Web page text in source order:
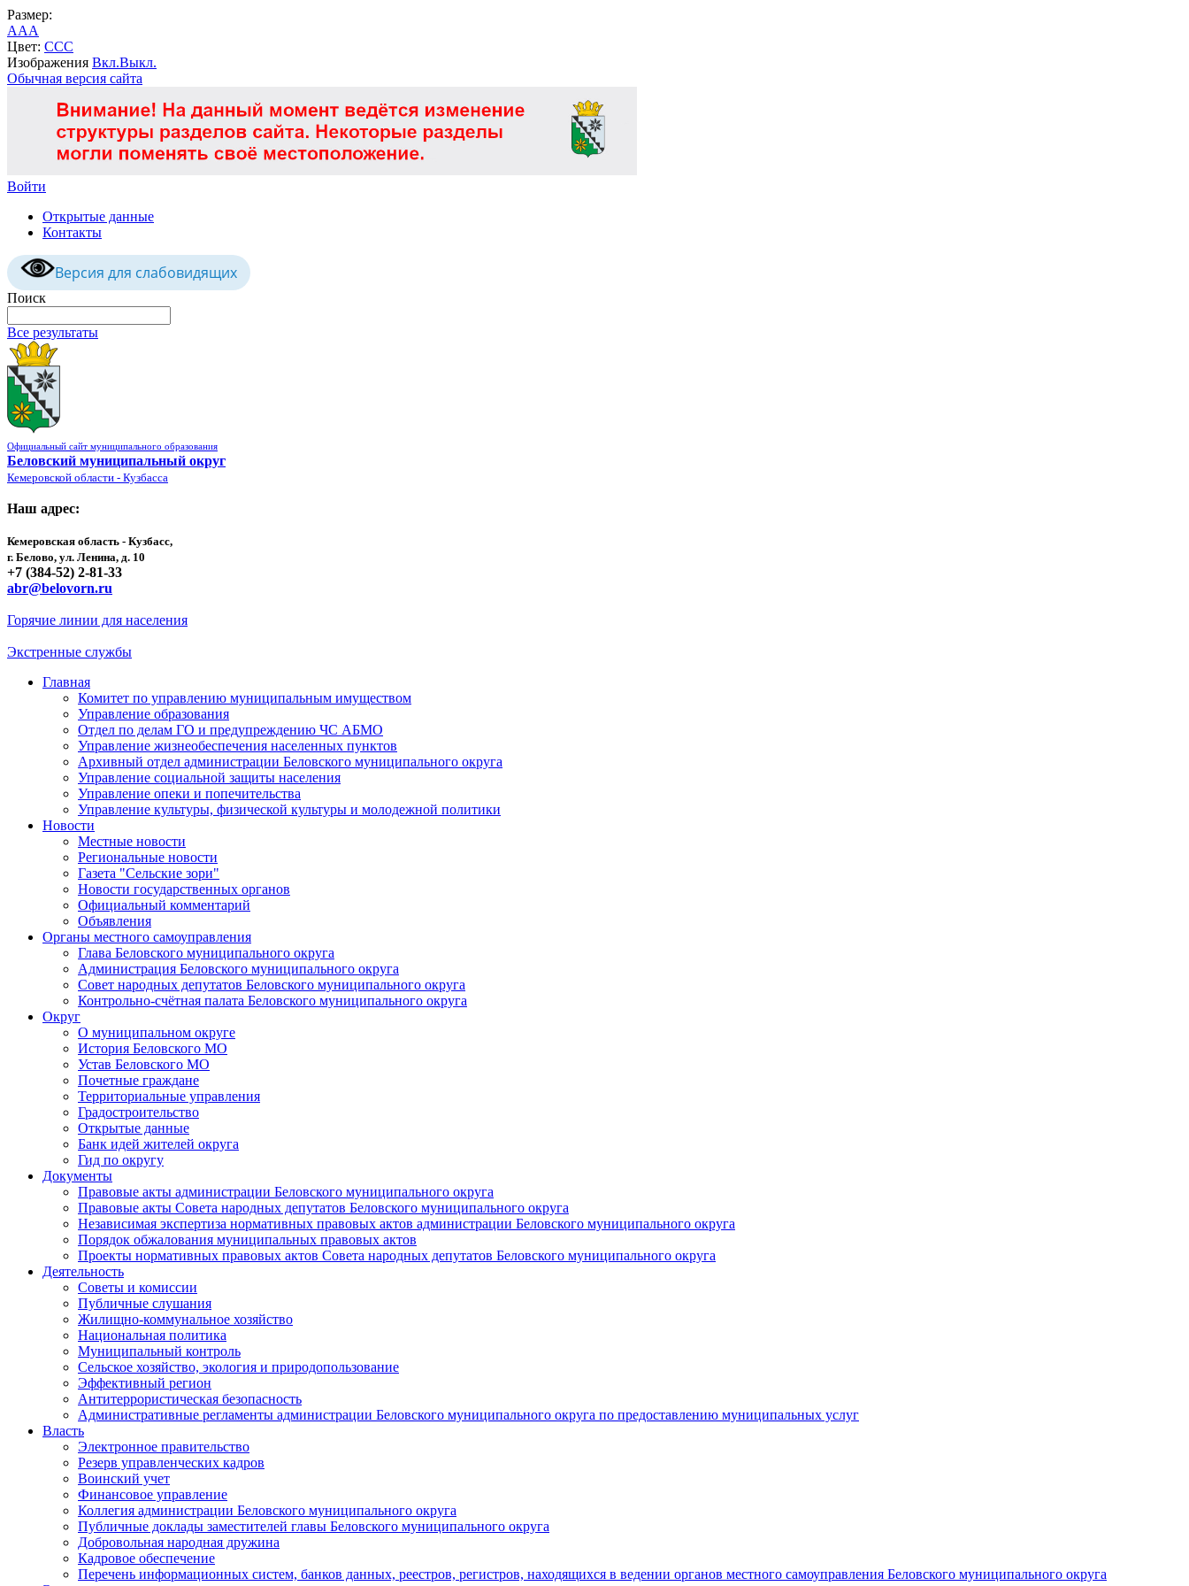
Размер:
AAA
Цвет: CCC
Изображения Вкл.Выкл.
Обычная версия сайта
Войти
Открытые данные
Контакты
Версия для слабовидящих
Поиск
Все результаты
Официальный сайт муниципального образования
Беловский муниципальный округ
Кемеровской области - Кузбасса
Наш адрес:
Кемеровская область - Кузбасс,
г. Белово, ул. Ленина, д. 10
+7 (384-52) 2-81-33
abr@belovorn.ru
Горячие линии для населения
Экстренные службы
Главная
Комитет по управлению муниципальным имуществом
Управление образования
Отдел по делам ГО и предупреждению ЧС АБМО
Управление жизнеобеспечения населенных пунктов
Архивный отдел администрации Беловского муниципального округа
Управление социальной защиты населения
Управление опеки и попечительства
Управление культуры, физической культуры и молодежной политики
Новости
Местные новости
Региональные новости
Газета "Сельские зори"
Новости государственных органов
Официальный комментарий
Объявления
Органы местного самоуправления
Глава Беловского муниципального округа
Администрация Беловского муниципального округа
Совет народных депутатов Беловского муниципального округа
Контрольно-счётная палата Беловского муниципального округа
Округ
О муниципальном округе
История Беловского МО
Устав Беловского МО
Почетные граждане
Территориальные управления
Градостроительство
Открытые данные
Банк идей жителей округа
Гид по округу
Документы
Правовые акты администрации Беловского муниципального округа
Правовые акты Совета народных депутатов Беловского муниципального округа
Независимая экспертиза нормативных правовых актов администрации Беловского муниципального округа
Порядок обжалования муниципальных правовых актов
Проекты нормативных правовых актов Совета народных депутатов Беловского муниципального округа
Деятельность
Советы и комиссии
Публичные слушания
Жилищно-коммунальное хозяйство
Национальная политика
Муниципальный контроль
Сельское хозяйство, экология и природопользование
Эффективный регион
Антитеррористическая безопасность
Административные регламенты администрации Беловского муниципального округа по предоставлению муниципальных услуг
Власть
Электронное правительство
Резерв управленческих кадров
Воинский учет
Финансовое управление
Коллегия администрации Беловского муниципального округа
Публичные доклады заместителей главы Беловского муниципального округа
Добровольная народная дружина
Кадровое обеспечение
Перечень информационных систем, банков данных, реестров, регистров, находящихся в ведении органов местного самоуправления Беловского муниципального округа